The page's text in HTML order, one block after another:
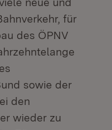
für
des ÖPNV
sowie der
den
wieder zu